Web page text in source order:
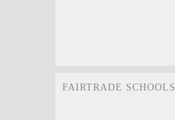
FAIRTRADE SCHOOLS